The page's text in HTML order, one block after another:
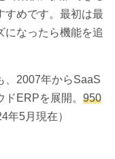
すめです。最初は最
になったら機能を追
、2007年からSaaS
ERPを展開。 950
年5月現在）